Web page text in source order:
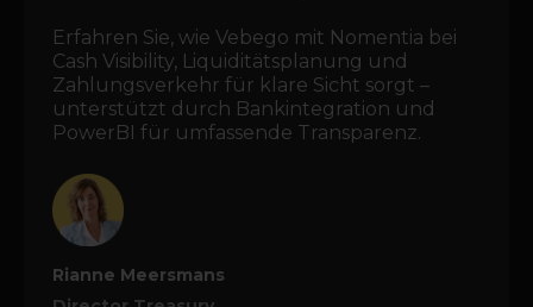
Erfahren Sie, wie Vebego mit Nomentia bei
Cash Visibility, Liquiditätsplanung und
Zahlungsverkehr für klare Sicht sorgt –
unterstützt durch Bankintegration und
PowerBI für umfassende Transparenz.
Rianne Meersmans